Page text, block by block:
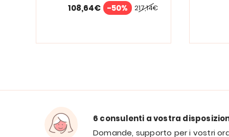
217,14€
108,64€ -50%
6 consulenti a vostra
Domande, supporto per i vostri